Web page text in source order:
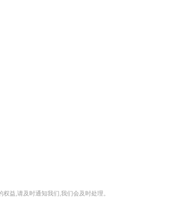
益,请及时通知我们,我们会及时处理。